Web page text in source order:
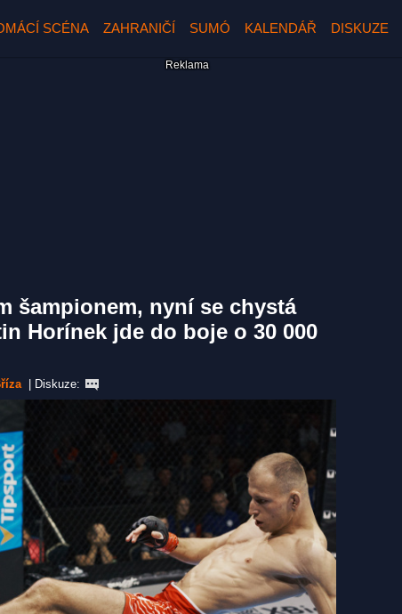
SCÉNA ZAHRANIČÍ SUMÓ KALENDÁŘ DISKUZE
šampionem, nyní se chystá
Horínek jde do boje o 30 000
Diskuze: